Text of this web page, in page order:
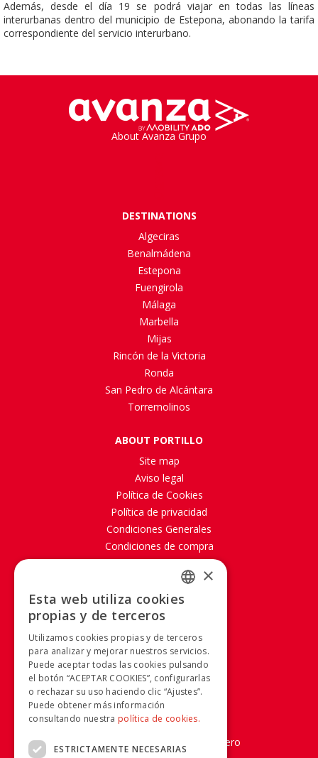
Además, desde el día 19 se podrá viajar en todas las líneas
interurbanas dentro del municipio de Estepona, abonando la tarifa
correspondiente del servicio interurbano.
About Avanza Grupo
DESTINATIONS
Algeciras
Benalmádena
Estepona
Fuengirola
Málaga
Marbella
Mijas
Rincón de la Victoria
Ronda
San Pedro de Alcántara
Torremolinos
ABOUT PORTILLO
Site map
Aviso legal
Política de Cookies
Política de privacidad
Condiciones Generales
Condiciones de compra
Quality and Environment
Canal Ético
RRSS
INFORMATION
955 038 665 - 900 925 148
Customer service
Derechos y obligaciones del viajero
×
Esta web utiliza cookies
propias y de terceros
Utilizamos cookies propias y de terceros
para analizar y mejorar nuestros servicios.
Puede aceptar todas las cookies pulsando
el botón “ACEPTAR COOKIES”, configurarlas
o rechazar su uso haciendo clic “Ajustes”.
Puede obtener más información
consultando nuestra política de cookies.
ESTRICTAMENTE NECESARIAS